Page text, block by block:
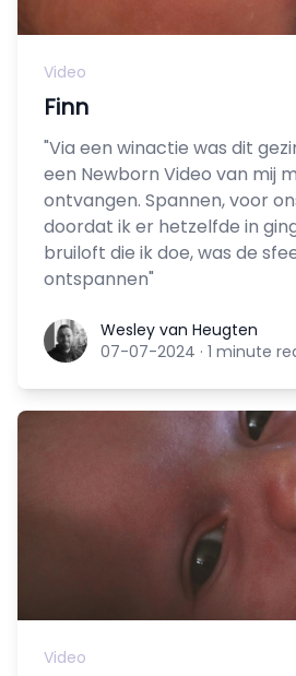
Video
Finn
"Via een winactie was dit
een Newborn Video van mij
ontvangen. Spannen, voor
doordat ik er hetzelfde in
bruiloft die ik doe, was de
ontspannen"
Wesley van Heugten
Wesley van Heugten
07-07-2024 · 1 minute
Video